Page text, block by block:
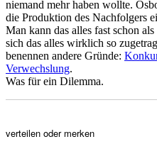
niemand mehr haben wollte.
die Produktion des Nachfolgers
Man kann das alles fast schon
sich das alles wirklich so
benennen andere Gründe:
Verwechslung.
Was für ein Dilemma.
verteilen oder merken